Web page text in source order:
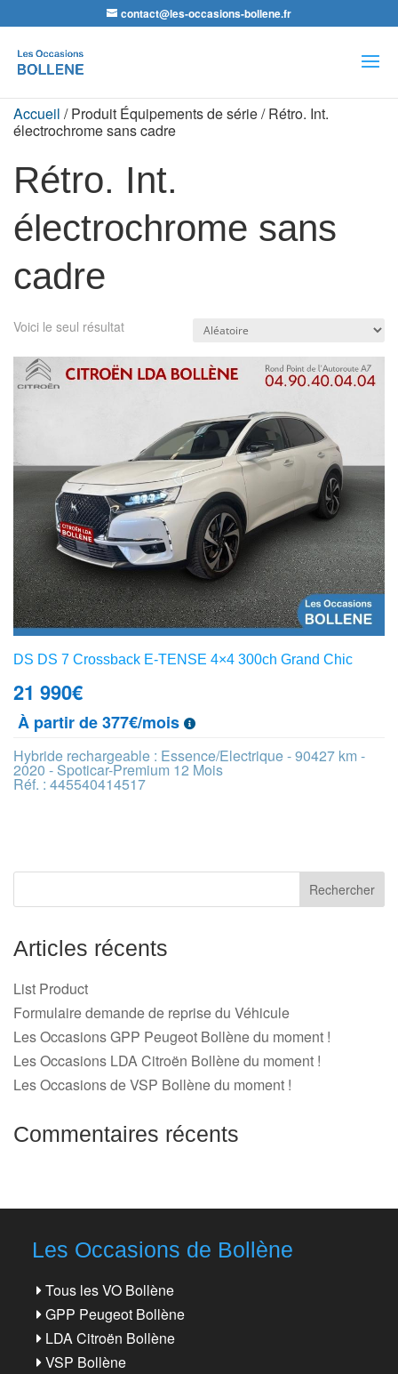
contact@les-occasions-bollene.fr
de
produits
Accueil / Produit Équipements de série / Rétro. Int.
électrochrome sans cadre
Rétro. Int.
électrochrome sans
cadre
Voici le seul résultat
DS DS 7 Crossback E-TENSE 4×4 300ch Grand Chic
21 990€
À partir de 377€/mois
Hybride rechargeable : Essence/Electrique - 90427 km -
2020 - Spoticar-Premium 12 Mois
Réf. : 445540414517
Articles récents
List Product
Formulaire demande de reprise du Véhicule
Les Occasions GPP Peugeot Bollène du moment !
Les Occasions LDA Citroën Bollène du moment !
Les Occasions de VSP Bollène du moment !
Commentaires récents
Les Occasions de Bollène
Tous les VO Bollène
GPP Peugeot Bollène
LDA Citroën Bollène
VSP Bollène